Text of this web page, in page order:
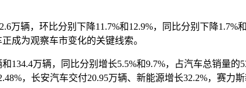
万辆，环比分别下降11.7%和12.9%，同比分别下降1.7%
成为观察车市变化的关键线索。
134.4万辆，同比分别增长5.5%和9.7%，占汽车总销量
，长安汽车交付20.95万辆、新能源增长32.2%，赛力